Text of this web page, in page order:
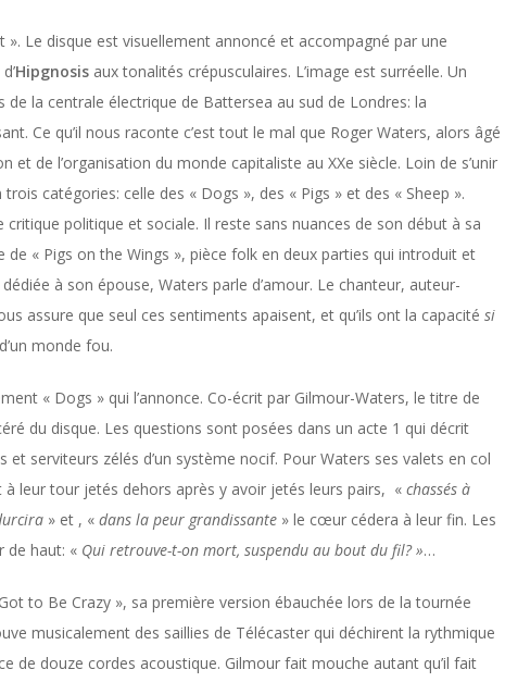
». Le disque est visuellement annoncé et accompagné par une
Hipgnosis aux tonalités crépusculaires. L’image est surréelle. Un
la centrale électrique de Battersea au sud de Londres: la
Ce qu’il nous raconte c’est tout le mal que Roger Waters, alors âgé
et de l’organisation du monde capitaliste au XXe siècle. Loin de s’unir
catégories: celle des « Dogs », des « Pigs » et des « Sheep ».
critique politique et sociale. Il reste sans nuances de son début à sa
de « Pigs on the Wings », pièce folk en deux parties qui introduit et
à son épouse, Waters parle d’amour. Le chanteur, auteur-
assure que seul ces sentiments apaisent, et qu’ils ont la capacité si
monde fou.
« Dogs » qui l’annonce. Co-écrit par Gilmour-Waters, le titre de
du disque. Les questions sont posées dans un acte 1 qui décrit
serviteurs zélés d’un système nocif. Pour Waters ses valets en col
leur tour jetés dehors après y avoir jetés leurs pairs, « chassés à
» et , « dans la peur grandissante » le cœur cédera à leur fin. Les
de haut: « Qui retrouve-t-on mort, suspendu au bout du fil? »…
to Be Crazy », sa première version ébauchée lors de la tournée
musicalement des saillies de Télécaster qui déchirent la rythmique
de douze cordes acoustique. Gilmour fait mouche autant qu’il fait